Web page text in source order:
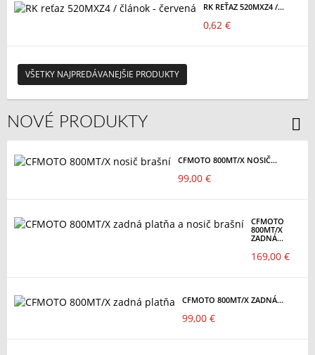
RK REŤAZ 520MXZ4 /...
0,62 €
VŠETKY NAJPREDÁVANEJŠIE PRODUKTY
NOVÉ PRODUKTY
CFMOTO 800MT/X NOSIČ...
99,00 €
CFMOTO
800MT/X
ZADNÁ...
169,00 €
CFMOTO 800MT/X ZADNÁ...
99,00 €